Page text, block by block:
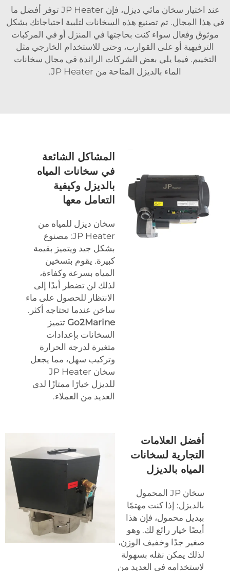
عند اختيار سخان مائي ديزل، فإن JP Heater توفر أفضل ما
في هذا المجال. تم تصنيع هذه السخانات لتلبية احتياجاتك بشكل
موثوق وفعال سواء كنت بحاجتها في المنزل أو في المركبات
الترفيهية أو على القوارب، وحتى للاستخدام الخارجي مثل
التخييم. فيما يلي بعض الشركات الرائدة في مجال سخانات
الماء بالديزل المتاحة من JP Heater.
المشاكل الشائعة
في سخانات المياه
بالديزل وكيفية
التعامل معها
سخان ديزل للمياه من
JP Heater: مصنوع
بشكل جيد ويتميز بقيمة
كبيرة. يقوم بتسخين
المياه بسرعة وكفاءة،
لذلك لن تضطر أبدًا إلى
الانتظار للحصول على ماء
ساخن عندما تحتاجه أكثر.
Go2Marine تتميز
السخانات بإعدادات
متغيرة لدرجة الحرارة
وتركيب سهل، مما يجعل
سخان JP Heater
للديزل خيارًا ممتازًا لدى
العديد من العملاء.
أفضل العلامات
التجارية لسخانات
المياه بالديزل
سخان JP المحمول
بالديزل: إذا كنت مهتمًا
ببديل محمول، فإن هذا
أيضًا خيار رائع لك. وهو
صغير جدًا وخفيف الوزن،
لذلك يمكن نقله بسهولة
لاستخدامه في العديد من